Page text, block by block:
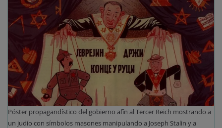
Póster propagandístico del gobierno afín al Tercer Reich mostrando a
un judío con símbolos masones manipulando a Joseph Stalin y a